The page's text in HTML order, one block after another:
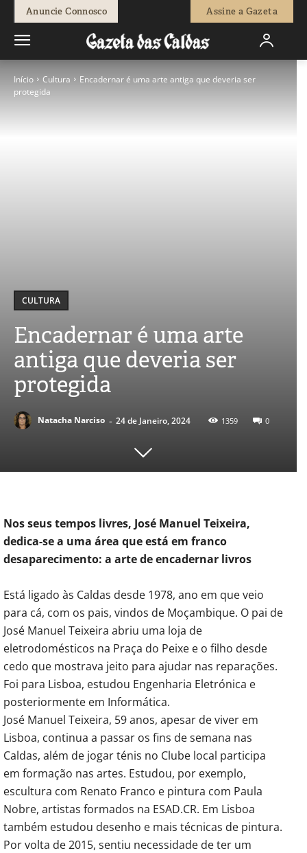
Anuncie Connosco Assine a Gazeta
Início Cultura
Encadernar é uma arte antiga que deveria ser
protegida
CULTURA
Encadernar é uma arte
antiga que deveria ser
protegida
Natacha Narciso - 24 de Janeiro, 2024 1359 0
Nos seus tempos livres, José Manuel Teixeira,
dedica-se a uma área que está em franco
desaparecimento: a arte de encadernar livros
Está ligado às Caldas desde 1978, ano em que veio
para cá, com os pais, vindos de Moçambique. O pai de
José Manuel Teixeira abriu uma loja de
eletrodomésticos na Praça do Peixe e o filho desde
cedo que mostrava jeito para ajudar nas reparações.
Foi para Lisboa, estudou Engenharia Eletrónica e
posteriormente em Informática.
José Manuel Teixeira, 59 anos, apesar de viver em
Lisboa, continua a passar os fins de semana nas
Caldas, além de jogar ténis no Clube local participa
em formação nas artes. Estudou, por exemplo,
escultura com Renato Franco e pintura com Paula
Nobre, artistas formados na ESAD.CR. Em Lisboa
também estudou desenho e mais técnicas de pintura.
Por volta de 2015, sentiu necessidade de ter um